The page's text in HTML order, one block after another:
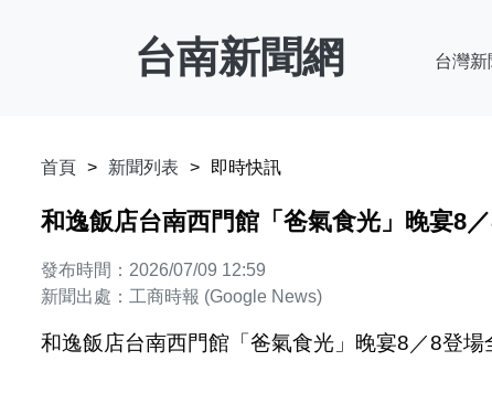
台南新聞網 台灣新
首頁 新聞列表 即時快訊
和逸飯店台南西門館「爸氣食光」晚宴8
發布時間：2026/07/09 12:59
新聞出處：工商時報 (Google News)
和逸飯店台南西門館「爸氣食光」晚宴8／8登